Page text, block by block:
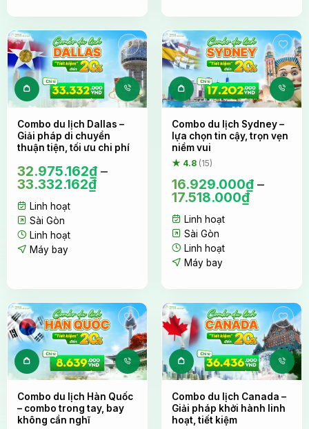
Combo du lịch Dallas –
Giải pháp di chuyển
thuận tiện, tối ưu chi phí
32.975.162₫–
33.332.162₫
Linh hoạt
Sài Gòn
Linh hoạt
Máy bay
Combo du lịch Sydney –
lựa chọn tin cậy, trọn vẹn
niềm vui
★ 4.8 (15)
16.929.000₫–
17.518.000₫
Linh hoạt
Sài Gòn
Linh hoạt
Máy bay
Sản phẩm này có nhiều biến thể. Các tùy
Combo du lịch Hàn Quốc
– combo trong tay, bay
không cần nghĩ
Combo du lịch Canada –
Giải pháp khởi hành linh
hoạt, tiết kiệm